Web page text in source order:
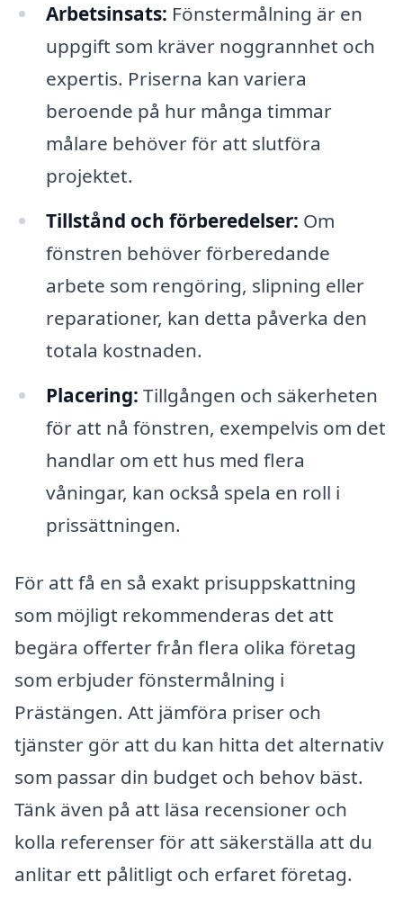
Arbetsinsats: Fönstermålning är en
uppgift som kräver noggrannhet och
expertis. Priserna kan variera
beroende på hur många timmar
målare behöver för att slutföra
projektet.
Tillstånd och förberedelser: Om
fönstren behöver förberedande
arbete som rengöring, slipning eller
reparationer, kan detta påverka den
totala kostnaden.
Placering: Tillgången och säkerheten
för att nå fönstren, exempelvis om det
handlar om ett hus med flera
våningar, kan också spela en roll i
prissättningen.
För att få en så exakt prisuppskattning
som möjligt rekommenderas det att
begära offerter från flera olika företag
som erbjuder fönstermålning i
Prästängen. Att jämföra priser och
tjänster gör att du kan hitta det alternativ
som passar din budget och behov bäst.
Tänk även på att läsa recensioner och
kolla referenser för att säkerställa att du
anlitar ett pålitligt och erfaret företag.